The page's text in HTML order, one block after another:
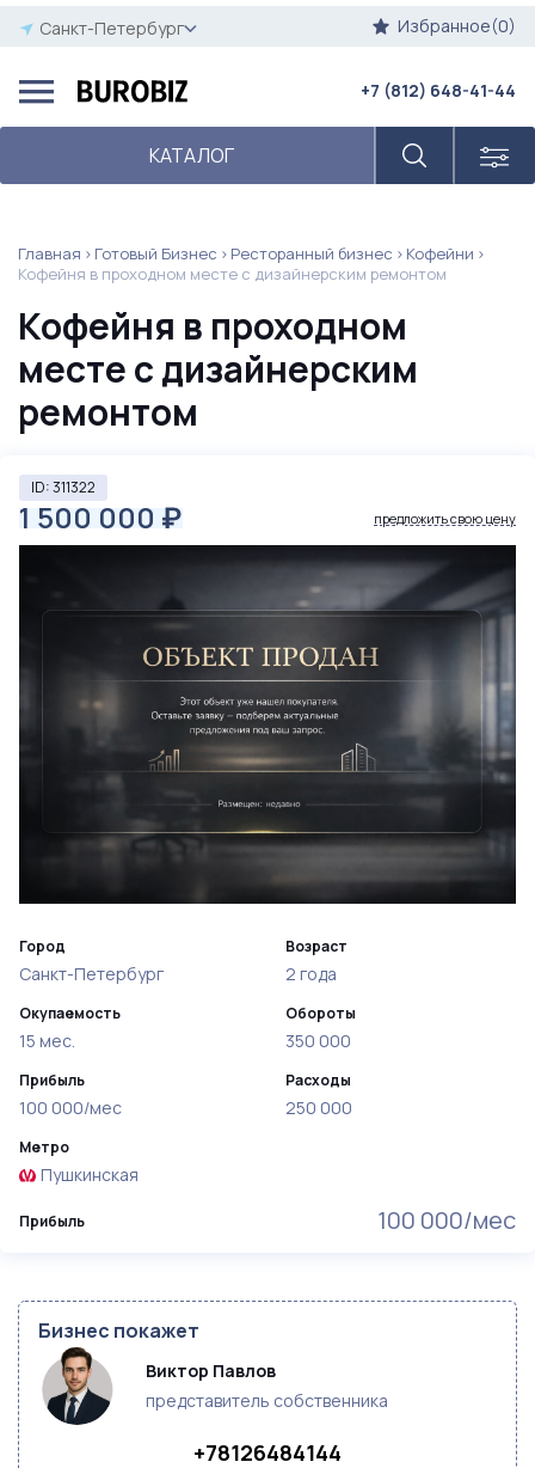
Санкт-Петербург Избранное(0)
КАТАЛОГ
+7 (812) 648-41-44
Главная Готовый Бизнес Ресторанный бизнес
Кофейни
Кофейня в проходном месте с дизайнерским ремонтом
Кофейня в проходном
месте с дизайнерским
ремонтом
ID: 311322
1 500 000 ₽ предложить свою цену
Прибыль 100 000/мес
Город
Санкт-Петербург
Окупаемость
15 мес.
Прибыль
100 000/мес
Возраст
2 года
Обороты
350 000
Расходы
250 000
Метро
Пушкинская
Бизнес покажет
Виктор Павлов
представитель собственника
+78126484144